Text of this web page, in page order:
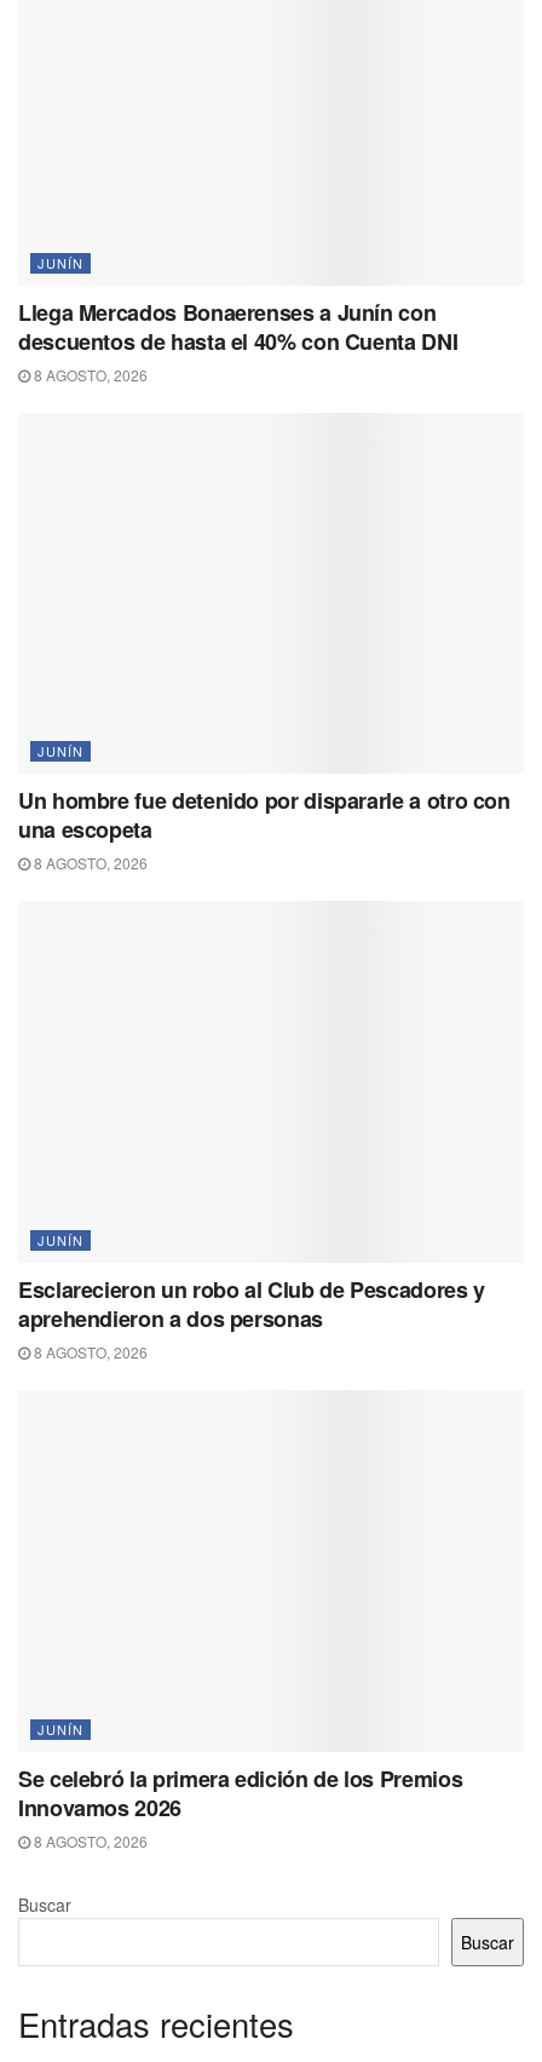
JUNÍN
Llega Mercados Bonaerenses a Junín con
descuentos de hasta el 40% con Cuenta DNI
8 AGOSTO, 2026
JUNÍN
Un hombre fue detenido por dispararle a otro con
una escopeta
8 AGOSTO, 2026
JUNÍN
Esclarecieron un robo al Club de Pescadores y
aprehendieron a dos personas
8 AGOSTO, 2026
JUNÍN
Se celebró la primera edición de los Premios
Innovamos 2026
8 AGOSTO, 2026
Buscar
Buscar
Entradas recientes